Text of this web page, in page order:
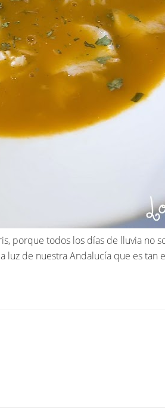
porque todos los días de lluvia no
de nuestra Andalucía que es tan